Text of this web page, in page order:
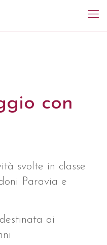
con
svolte in classe
Paravia e
ai